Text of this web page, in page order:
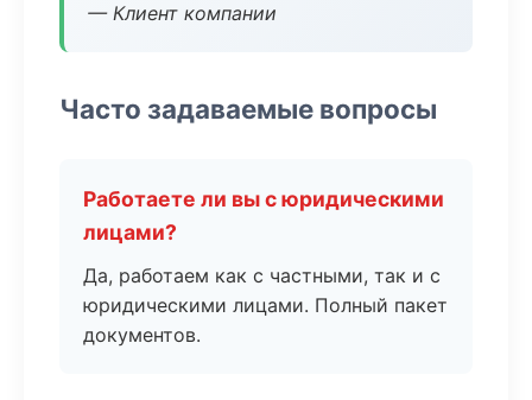
— Клиент компании
Часто задаваемые вопросы
Работаете ли вы с юридическими
лицами?
Да, работаем как с частными, так и с
юридическими лицами. Полный пакет
документов.